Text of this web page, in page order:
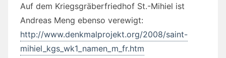
Auf dem Kriegsgräberfriedhof St.-Mihiel ist
Andreas Meng ebenso verewigt:
http://www.denkmalprojekt.org/2008/saint-
mihiel_kgs_wk1_namen_m_fr.htm